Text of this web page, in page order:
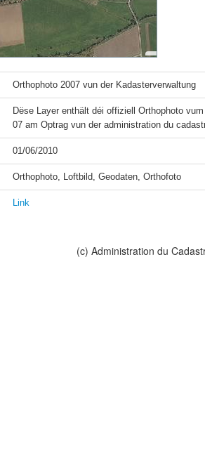
Orthophoto 2007 vun der Kadasterverwaltung
Dëse Layer enthält déi offiziell Orthophoto
07 am Optrag vun der administration du
01/06/2010
Orthophoto, Loftbild, Geodaten, Orthofoto
Link
(c) Administration du